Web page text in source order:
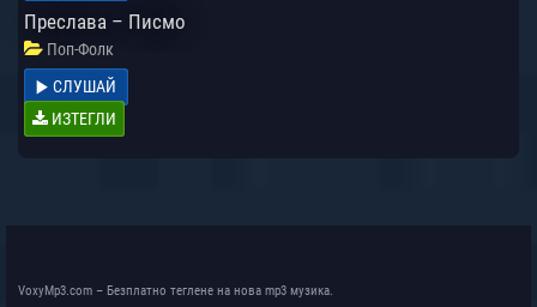
Преслава – Писмо
Поп-Фолк
СЛУШАЙ
ИЗТЕГЛИ
VoxyMp3.com – Безплатно теглене на нова mp3 музика.